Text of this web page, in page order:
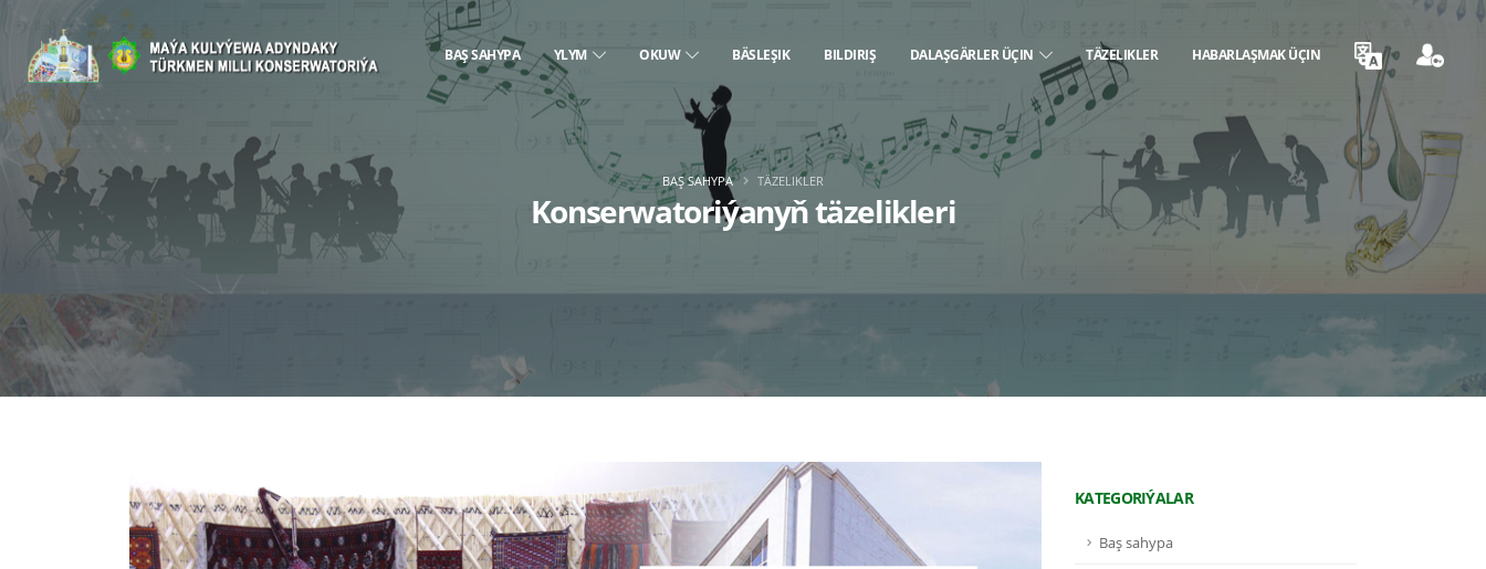
BAŞ SAHYPA YLYM OKUW BÄSLEŞIK BILDIRIŞ DALAŞGÄRLER ÜÇIN TÄZELIKLER HABARLAŞMAK ÜÇIN
Konserwatoriýanyň täzelikleri
BAŞ SAHYPA TÄZELIKLER
KATEGORIÝALAR
Baş sahypa